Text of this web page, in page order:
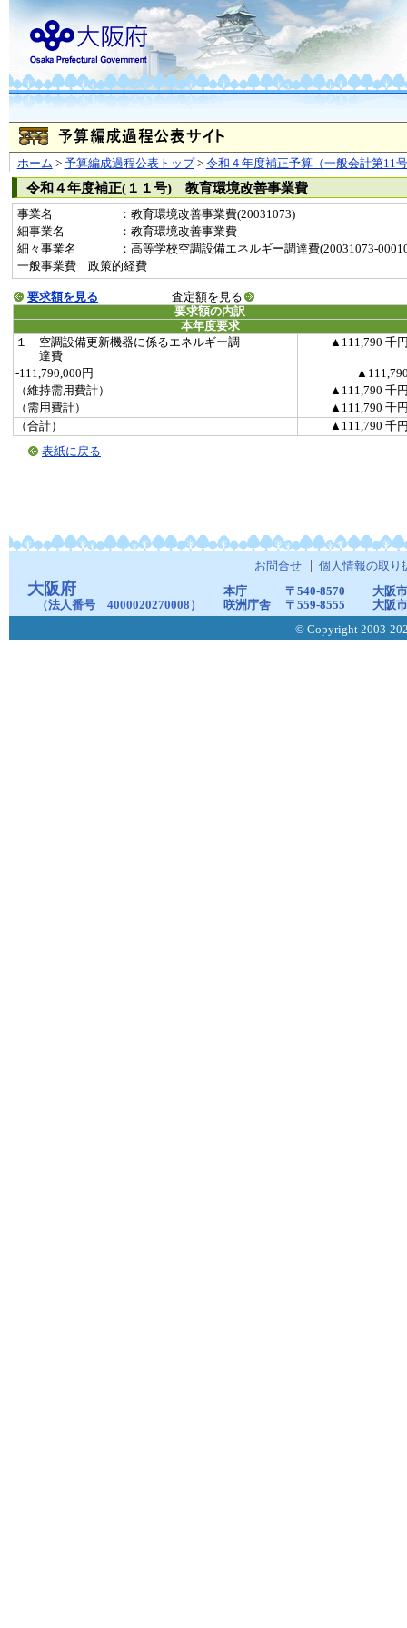
ホーム > 予算編成過程公表トップ> 令和４年度補正予算（一般会計第11
令和４年度補正(１１号) 教育環境改善事業費
事業名
：教育環境改善事業費(20031073)
細事業名
：教育環境改善事業費
細々事業名
：高等学校空調設備エネルギー調達費(20031073-
一般事業費 政策的経費
要求額を見る
査定額を見る
要求額の内訳
本年度要求
１ 空調設備更新機器に係るエネルギー調
達費
▲111,790 千
-111,790,000円
（維持需用費計）
▲111,790 千
（需用費計）
▲111,790 千
（合計）
▲111,790 千
表紙に戻る
お問合せ 個人情報の取り
大阪府
（法人番号 4000020270008）
本庁 〒540-8570
大阪
咲洲庁舎
〒559-8555
大阪
© Copyright 2003-